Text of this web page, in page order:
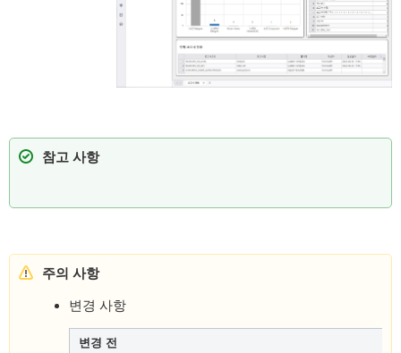
참고 사항
주의 사항
변경 사항
변경 전